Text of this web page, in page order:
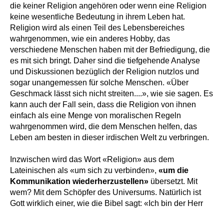
die keiner Religion angehören oder wenn eine Religion
keine wesentliche Bedeutung in ihrem Leben hat.
Religion wird als einen Teil des Lebensbereiches
wahrgenommen, wie ein anderes Hobby, das
verschiedene Menschen haben mit der Befriedigung, die
es mit sich bringt. Daher sind die tiefgehende Analyse
und Diskussionen bezüglich der Religion nutzlos und
sogar unangemessen für solche Menschen. «Über
Geschmack lässt sich nicht streiten....», wie sie sagen. Es
kann auch der Fall sein, dass die Religion von ihnen
einfach als eine Menge von moralischen Regeln
wahrgenommen wird, die dem Menschen helfen, das
Leben am besten in dieser irdischen Welt zu verbringen.
Inzwischen wird das Wort «Religion» aus dem
Lateinischen als «um sich zu verbinden», «um die
Kommunikation wiederherzustellen» übersetzt. Mit
wem? Mit dem Schöpfer des Universums. Natürlich ist
Gott wirklich einer, wie die Bibel sagt: «Ich bin der Herr